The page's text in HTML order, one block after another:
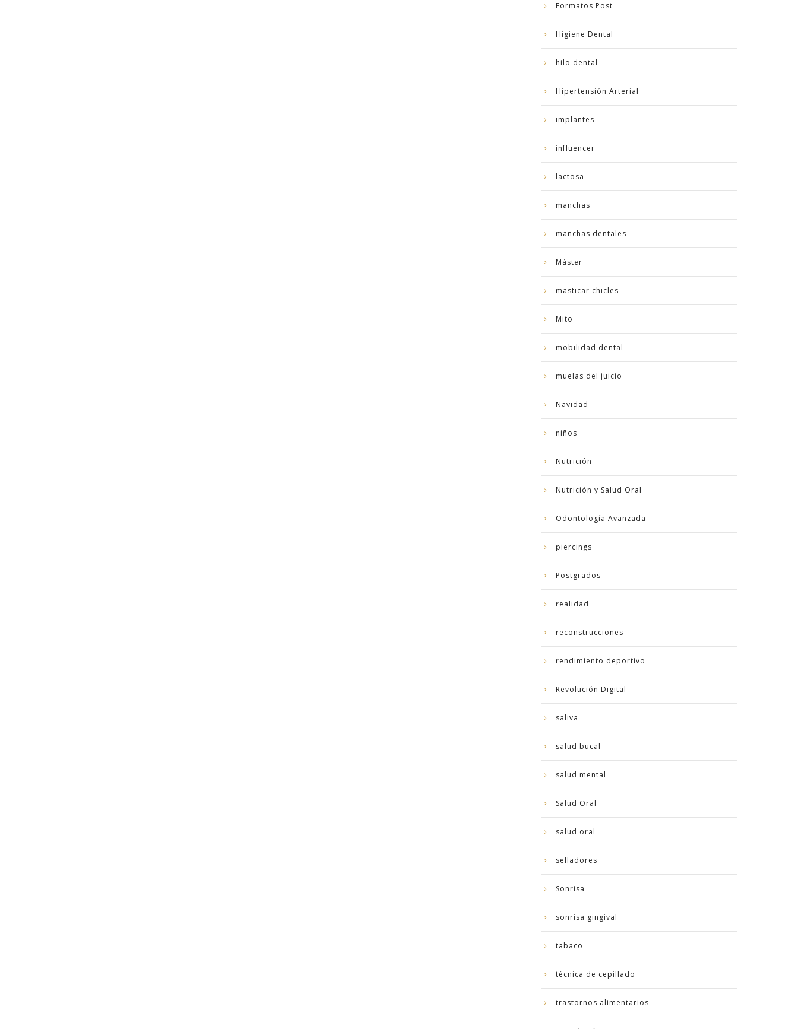
Formatos Post
Higiene Dental
hilo dental
Hipertensión Arterial
implantes
influencer
lactosa
manchas
manchas dentales
Máster
masticar chicles
Mito
mobilidad dental
muelas del juicio
Navidad
niños
Nutrición
Nutrición y Salud Oral
Odontología Avanzada
piercings
Postgrados
realidad
reconstrucciones
rendimiento deportivo
Revolución Digital
saliva
salud bucal
salud mental
Salud Oral
salud oral
selladores
Sonrisa
sonrisa gingival
tabaco
técnica de cepillado
trastornos alimentarios